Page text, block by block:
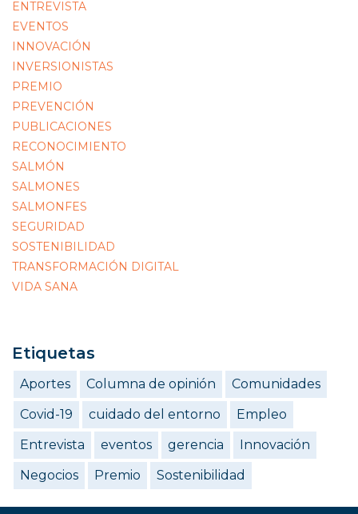
ENTREVISTA
EVENTOS
INNOVACIÓN
INVERSIONISTAS
PREMIO
PREVENCIÓN
PUBLICACIONES
RECONOCIMIENTO
SALMÓN
SALMONES
SALMONFES
SEGURIDAD
SOSTENIBILIDAD
TRANSFORMACIÓN DIGITAL
VIDA SANA
Etiquetas
Aportes Columna de opinión
Comunidades
Covid-19
cuidado del entorno
Empleo
Entrevista
eventos gerencia
Innovación
Negocios
Premio Sostenibilidad